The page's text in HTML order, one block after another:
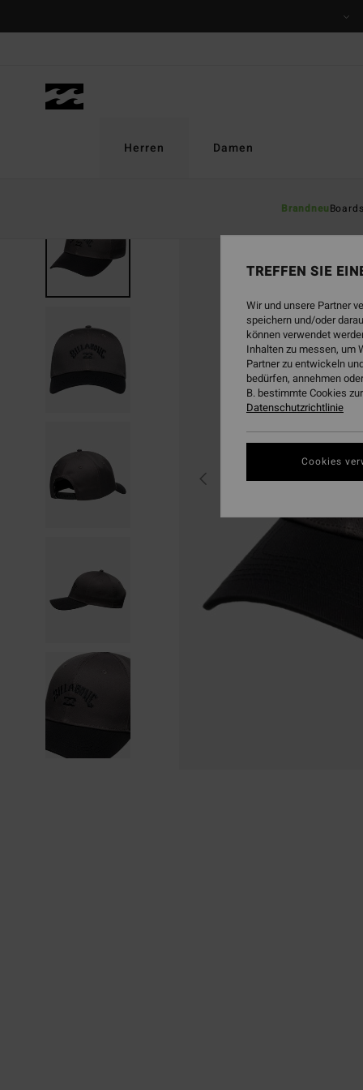
Herren
Brandneu
Damen
TREFFEN SIE
Wir und unsere Partner
speichern und/oder
können verwendet
Inhalten zu messen, um
Partner zu entwickeln
bedürfen, annehmen
B. bestimmte Cookies
Datenschutzrichtlinie
Cookies